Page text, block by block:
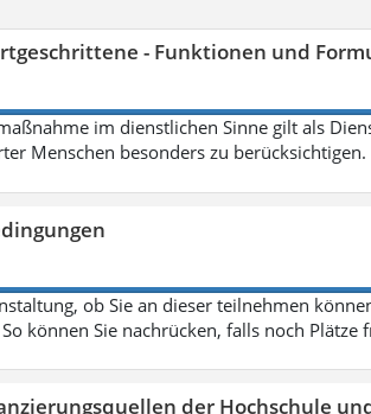
- Funktionen und
im dienstlichen Sinne gilt als
Menschen besonders zu berücksichtigen.
ob Sie an dieser teilnehmen
können Sie nachrücken, falls noch Plätze
der Hochschule